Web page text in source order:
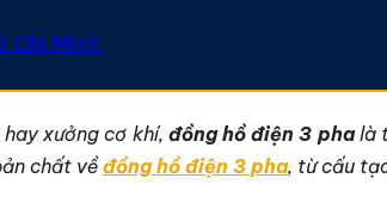
Chí Minh
xưởng cơ khí, đồng hồ điện 3 phalà
chất vềđồng hồ điện 3 pha, từ cấu